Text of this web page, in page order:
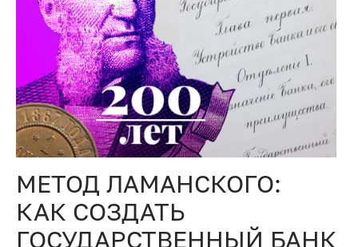
МЕТОД ЛАМАНСКОГО:
КАК СОЗДАТЬ
ГОСУДАРСТВЕННЫЙ БАНК